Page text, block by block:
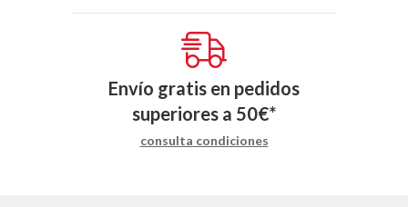
Envío gratis en pedidos
superiores a 50€*
consulta condiciones